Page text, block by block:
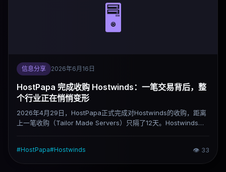
数字和案例，而不是停留在"明显增长""快速爆发"这类模糊表述
🖥️
信息分享 2026年6月16日
HostPapa 完成收购 Hostwinds：一笔交易背后，整
个行业正在悄悄变形
2026年4月29日，HostPapa正式完成对Hostwinds的收购，距离
上一笔收购（Tailor Made Servers）只隔了12天。Hostwinds是
定的用户口碑。对现有用户来说，短期影响有限，但这笔交易值得
认真对待——它不只是一次品牌易主，而是整个主机行业加速整合
#HostPapa#Hostwinds 👁 33